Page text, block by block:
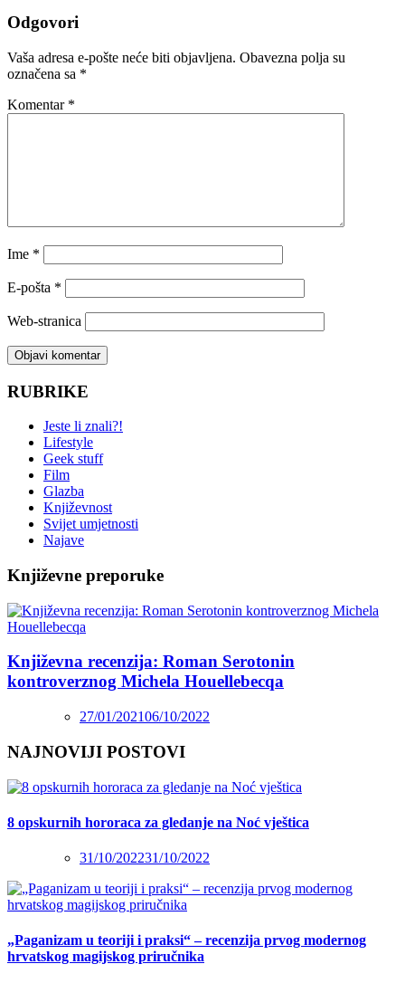
Odgovori
Vaša adresa e-pošte neće biti objavljena. Obavezna polja su
označena sa *
Komentar *
Ime *
E-pošta *
Web-stranica
RUBRIKE
Jeste li znali?!
Lifestyle
Geek stuff
Film
Glazba
Književnost
Svijet umjetnosti
Najave
Književne preporuke
Književna recenzija: Roman Serotonin
kontroverznog Michela Houellebecqa
27/01/202106/10/2022
NAJNOVIJI POSTOVI
8 opskurnih hororaca za gledanje na Noć vještica
31/10/202231/10/2022
„Paganizam u teoriji i praksi“ – recenzija prvog modernog
hrvatskog magijskog priručnika